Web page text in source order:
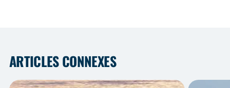
ARTICLES CONNEXES